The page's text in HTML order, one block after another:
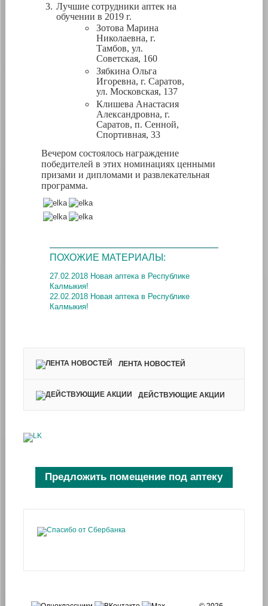
Лучшие сотрудники аптек на
обучении в 2019 г.
Зотова Марина
Николаевна, г.
Тамбов, ул.
Советская, 160
Зябкина Ольга
Игоревна, г. Саратов,
ул. Московская, 137
Клишева Анастасия
Александровна, г.
Саратов, п. Сенной,
Спортивная, 33
Вечером состоялось награждение
победителей в этих номинациях ценными
призами и дипломами и развлекательная
программа.
ПОХОЖИЕ МАТЕРИАЛЫ:
27.02.2018 Новая аптека в Республике
Калмыкия!
22.02.2018 Новая аптека в Республике
Калмыкия!
ЛЕНТА НОВОСТЕЙ
ДЕЙСТВУЮЩИЕ АКЦИИ
Предложить помещение под аптеку